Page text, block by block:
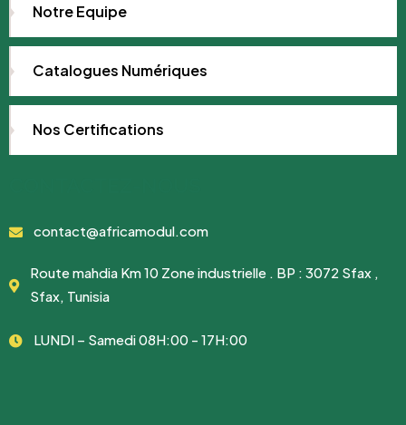
Notre Equipe
Catalogues Numériques
Nos Certifications
contact@africamodul.com
Route mahdia Km 10 Zone industrielle . BP : 3072 Sfax ,
Sfax, Tunisia
LUNDI – Samedi 08H:00 - 17H:00